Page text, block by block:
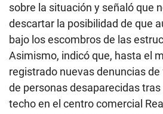
sobre la situación y señaló que
descartar la posibilidad de que
bajo los escombros de las
Asimismo, indicó que, hasta el
registrado nuevas denuncias
de personas desaparecidas tras
techo en el centro comercial